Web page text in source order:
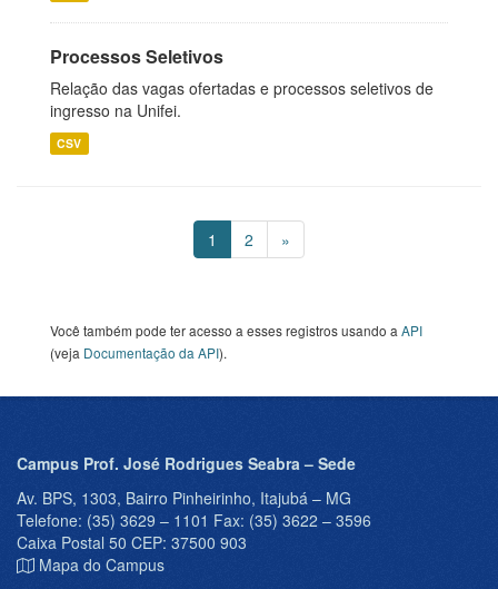
Processos Seletivos
Relação das vagas ofertadas e processos seletivos de
ingresso na Unifei.
CSV
1 2 »
Você também pode ter acesso a esses registros usando a API
(veja Documentação da API).
Campus Prof. José Rodrigues Seabra – Sede
Av. BPS, 1303, Bairro Pinheirinho, Itajubá – MG
Telefone: (35) 3629 – 1101 Fax: (35) 3622 – 3596
Caixa Postal 50 CEP: 37500 903
Mapa do Campus